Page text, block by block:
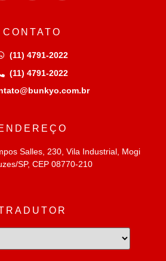
CONTATO
(11) 4791-2022
(11) 4791-2022
Salles, 230, Vila Industrial, Mogi
SP, CEP 08770-210